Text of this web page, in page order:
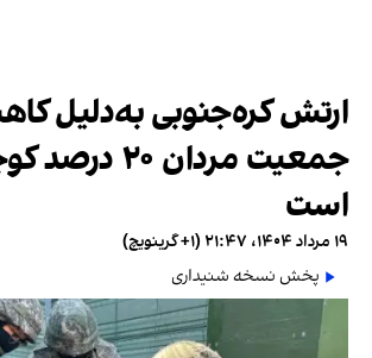
ارتش کره‌جنوبی به‌دلیل
جمعیت مردان
است
۱۹ مرداد ۱۴۰۴، ۲۱:۴۷ (‎+۱ گرینویچ)
پخش نسخه شنیداری